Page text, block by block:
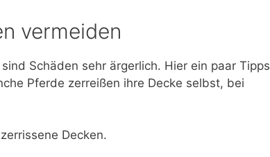
vermeiden
Schäden sehr ärgerlich. Hier ein paar Tipps
Pferde zerreißen ihre Decke selbst, bei
Decken.